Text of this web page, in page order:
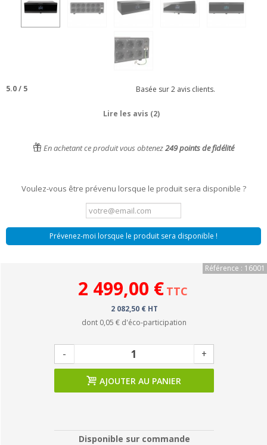
5.0/ 5 Basée sur2 avis clients.
Lire les avis (2)
En achetant ce produit vous obtenez249points de fidélité
Voulez-vous être prévenu lorsque le produit sera disponible ?
Prévenez-moi lorsque le produit sera disponible !
Référence : 16001
2 499,00 € TTC
2 082,50 € HT
dont 0,05 € d'éco-participation
- +
AJOUTER AU PANIER
Disponible sur commande